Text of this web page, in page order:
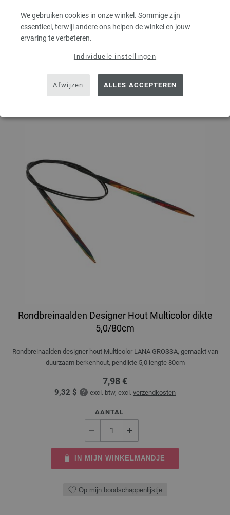
We gebruiken cookies in onze winkel. Sommige zijn
essentieel, terwijl andere ons helpen de winkel en jouw
ervaring te verbeteren.
Individuele instellingen
Afwijzen ALLES ACCEPTEREN
Op mijn boodschappenlijstje
Rondbreinaalden Designer Hout Multicolor dikte
5,0/80cm
Rondbreinaalden designer hout Multicolor LANA GROSSA, gemaakt van
duurzaam berkenhout, pendikte 5,0 lengte 80cm
7,98 €
9,32 $ excl. btw, excl. verzendkosten
AANTAL
IN MIJN WINKELMANDJE
Op mijn boodschappenlijstje